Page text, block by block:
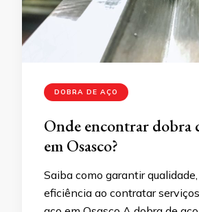
DOBRA DE AÇO
Onde encontrar dobra
em Osasco?
Saiba como garantir
eficiência ao contratar